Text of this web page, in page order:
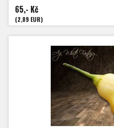
65,- Kč
(2,89 EUR)